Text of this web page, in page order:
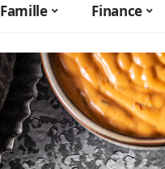
Famille Finance